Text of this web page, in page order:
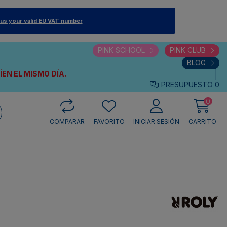
your valid EU VAT number
EL MISMO DÍA.
PINK SCHOOL
PINK CLUB
BLOG
PRESUPUESTO 0
COMPARAR
FAVORITO INICIAR SESIÓN
0
CARRITO